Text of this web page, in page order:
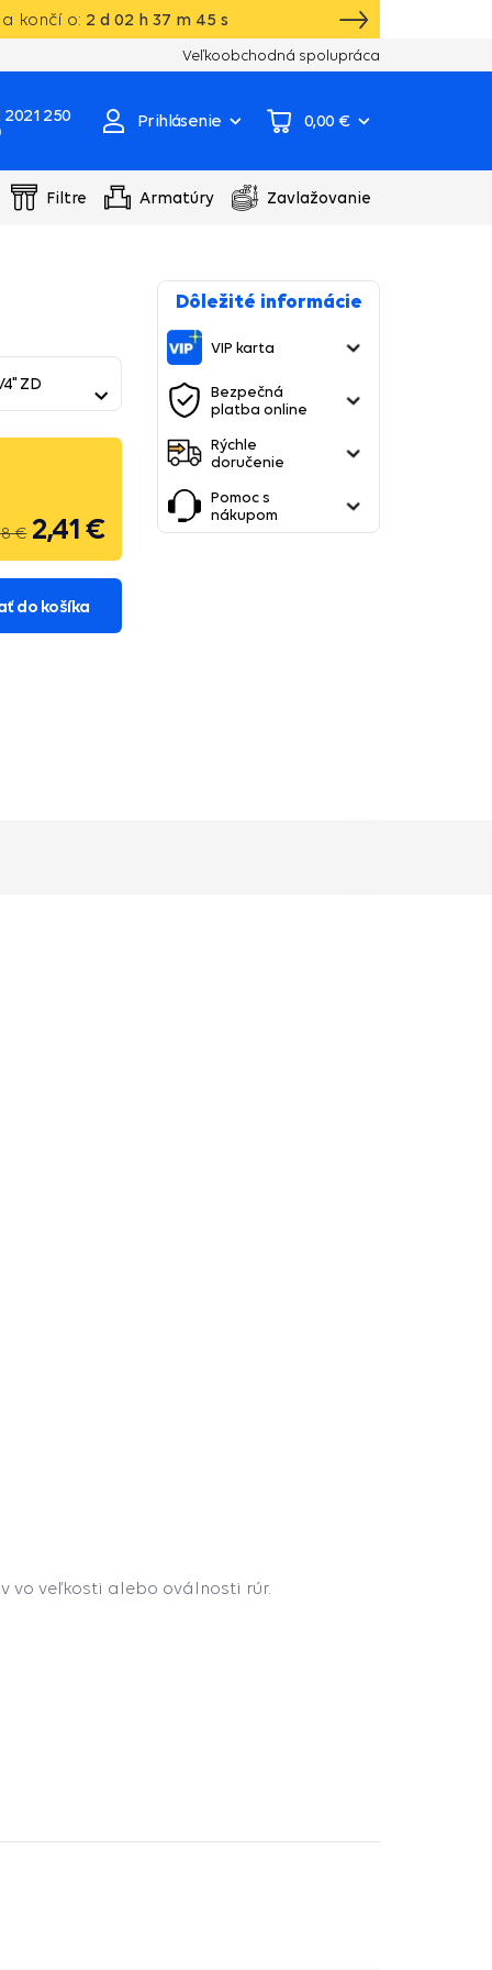
končí o: 2 d 02 h 37 m 44 s
Vlastný sklad, výroba, servisné centrum
Veľkoobchodná spolupráca
2021 250 Prihlásenie 0,00 €
Filtre Armatúry Zavlažovanie
ZD
€ 2,41 €
do košíka
Dôležité informácie
VIP karta
Bezpečná
platba online
Rýchle
doručenie
Pomoc s
nákupom
vo veľkosti alebo oválnosti rúr.